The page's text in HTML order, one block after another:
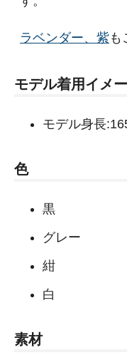
ラベンダー、紫も
モデル着用イメ
モデル身長
色
黒
グレー
紺
白
素材